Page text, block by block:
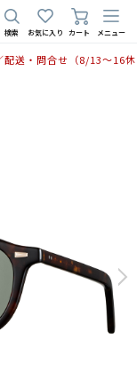
検索 お気に入り カート メニュー
配送・問合せ（8/13〜16休